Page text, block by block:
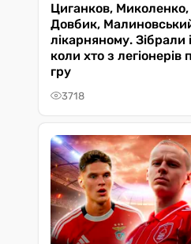
Циганков, Миколенко,
Довбик,
лікарняному. Зібрали
коли хто з легіонерів
гру
3718